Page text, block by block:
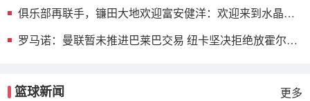
俱乐部再联手，镰田大地欢迎富安健洋：欢迎来到水晶
罗马诺：曼联暂未推进巴莱巴交易 纽卡坚决拒绝放霍尔离
篮球新闻 更多